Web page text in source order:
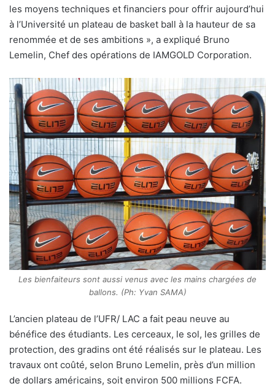
les moyens techniques et financiers pour offrir aujourd’hui
à l’Université un plateau de basket ball à la hauteur de sa
renommée et de ses ambitions », a expliqué Bruno
Lemelin, Chef des opérations de IAMGOLD Corporation.
Les bienfaiteurs sont aussi venus avec les mains chargées de
ballons. (Ph: Yvan SAMA)
L’ancien plateau de l’UFR/ LAC a fait peau neuve au
bénéfice des étudiants. Les cerceaux, le sol, les grilles de
protection, des gradins ont été réalisés sur le plateau. Les
travaux ont coûté, selon Bruno Lemelin, près d’un million
de dollars américains, soit environ 500 millions FCFA.